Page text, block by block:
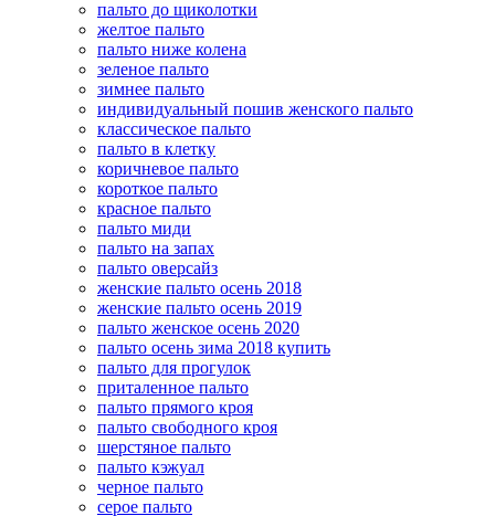
пальто до щиколотки
желтое пальто
пальто ниже колена
зеленое пальто
зимнее пальто
индивидуальный пошив женского пальто
классическое пальто
пальто в клетку
коричневое пальто
короткое пальто
красное пальто
пальто миди
пальто на запах
пальто оверсайз
женские пальто осень 2018
женские пальто осень 2019
пальто женское осень 2020
пальто осень зима 2018 купить
пальто для прогулок
приталенное пальто
пальто прямого кроя
пальто свободного кроя
шерстяное пальто
пальто кэжуал
черное пальто
серое пальто